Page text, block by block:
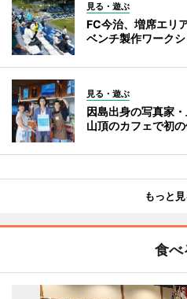
見る・遊ぶ
FC今治、増席エリ
ベンチ製作ワーク
見る・遊ぶ
因島出身の写真家
山頂のカフェで初
もっと
食べ